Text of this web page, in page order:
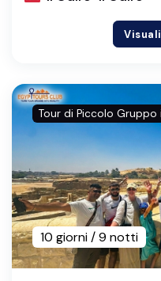
Tour di Piccolo Gruppo
10 giorni / 9 notti